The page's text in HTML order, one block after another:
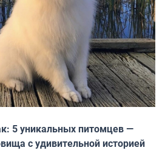
5 уникальных питомцев —
с удивительной историей